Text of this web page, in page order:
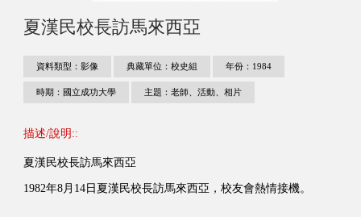
夏漢民校長訪馬來西亞
資料類型：影像 典藏單位：校史組 年份：1984
時期：國立成功大學 主題：老師、活動、相片
描述/說明::
夏漢民校長訪馬來西亞
1982年8月14日夏漢民校長訪馬來西亞，校友會熱情接機。